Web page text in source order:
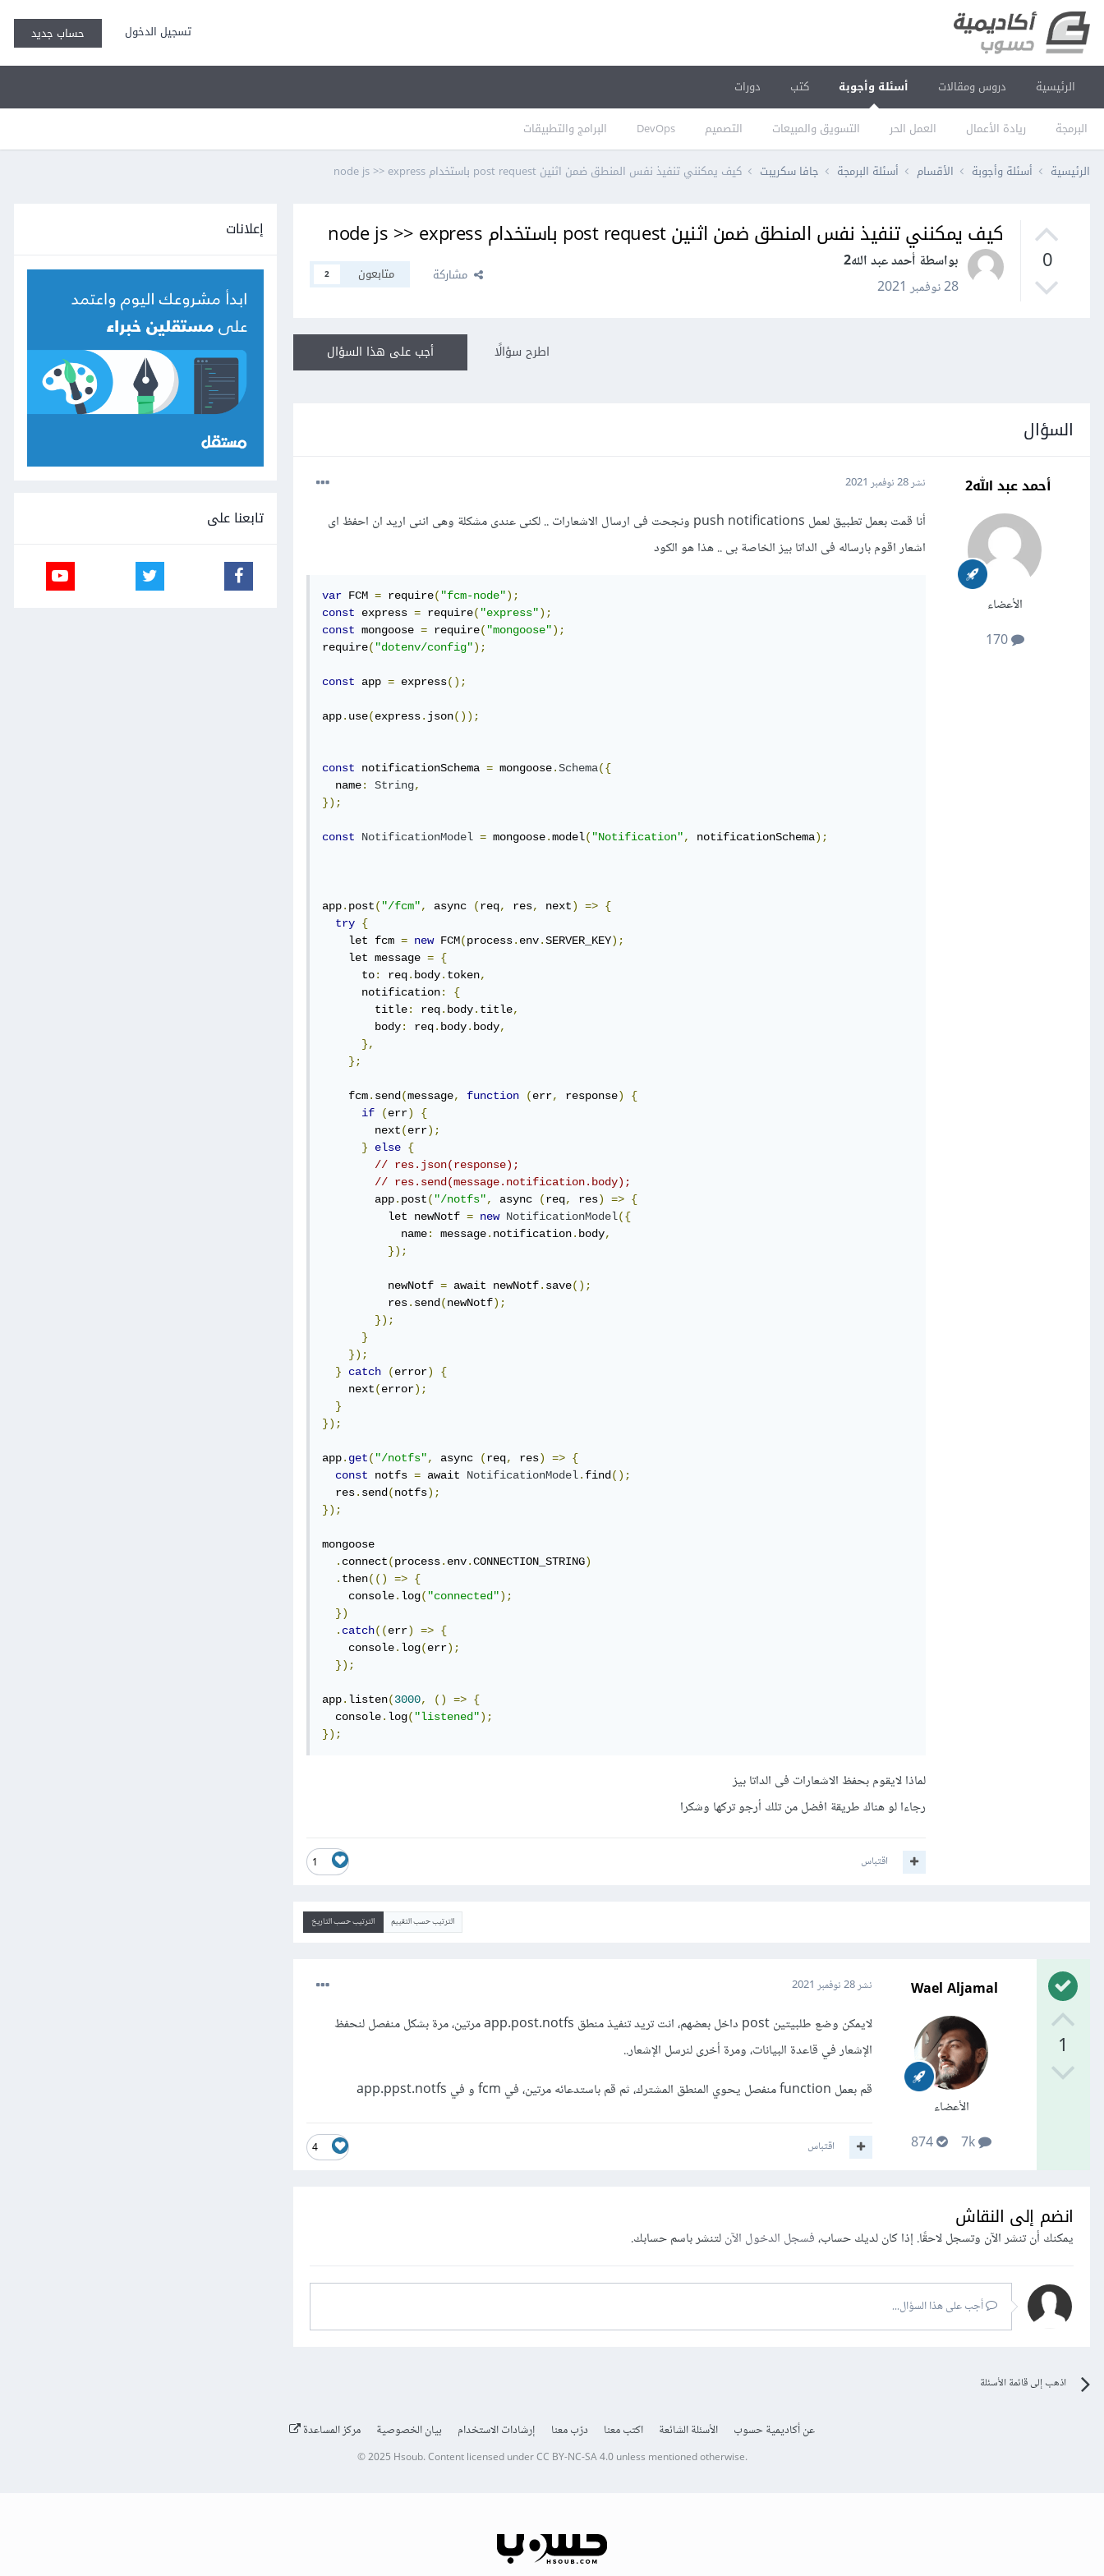
تسجيل الدخول حساب جديد
الرئيسية دروس ومقالات أسئلة وأجوبة
البرمجة ريادة الأعمال العمل الحر التسويق والمبيعات التصميم DevOps البرامج والتطبيقات
كتب دورات
الرئيسية أسئلة وأجوبة الأقسام أسئلة البرمجة جافا سكريبت كيف يمكنني تنفيذ نفس المنطق ضمن اثنين post request باستخدام node js >> express
0
كيف يمكنني تنفيذ نفس المنطق ضمن اثنين post request باستخدام node js >> express
بواسطة أحمد عبد الله2
28 نوفمبر 2021
مشاركة متابعون 2
أجب على هذا السؤال اطرح سؤالًا
السؤال
أحمد عبد الله2
الأعضاء
170
نشر28 نوفمبر 2021
أنا قمت بعمل تطبيق لعمل push notifications ونجحت فى ارسال الاشعارات .. لكنى عندى مشكلة وهى اننى اريد ان احفظ اى
اشعار اقوم بارساله فى الداتا بيز الخاصة بى .. هذا هو الكود
var FCM = require( "fcm-node");
const express = require( "express");
const mongoose = require( "mongoose");
require( "dotenv/config");
const app = express();
app. use(express. json());
const notificationSchema = mongoose.Schema({
  name
: String,
});
const NotificationModel = mongoose.model( "Notification", notificationSchema);
app. post( "/fcm", async (req, res, next) => {
try {
    let fcm
= new FCM(process. env.SERVER_KEY);
    let message
= {
      to
: req. body. token,
      notification
:
{
        title
: req. body. title,
        body
: req. body. body,
},
};
    fcm
. send (message, function (err, response)
{
if
(err)
{
        next
(err);
}
else {
// res.json(response);
// res.send(message.notification.body);
        app
. post( "/notfs", async (req, res) => {
          let newNotf
= new NotificationModel({
            name
: message. notification. body,
});
          newNotf
= await newNotf. save();
          res
. send (newNotf);
});
}
});
}
catch (error)
{
    next
(error);
}
});
app. get( "/notfs", async (req, res) => {
const notfs = await NotificationModel. find ();
  res
. send (notfs);
});
mongoose
. connect(process. env.CONNECTION_STRING)
. then(() => {
    console
. log( "connected");
})
. catch((err) => {
    console
. log(err);
});
app. listen(3000, () => {
  console
. log( "listened");
});
لماذا لايقوم بحفظ الاشعارات فى الداتا بيز
رجاءا لو هناك طريقة افضل من تلك أرجو تركها وشكرا
1 اقتباس
الترتيب حسب التقييم الترتيب حسب التاريخ
1
Wael Aljamal
الأعضاء
نشر28 نوفمبر 2021
لايمكن وضع طلبيتين post داخل بعضهم، انت تريد تنفيذ منطق app.post.notfs مرتين، مرة بشكل منفصل لنحفظ
الإشعار في قاعدة البيانات، ومرة أخرى لنرسل الإشعار..
قم بعمل function منفصل يحوي المنطق المشترك، ثم قم باستدعائه مرتين، في fcm و في app.ppst.notfs
4 اقتباس
انضم إلى النقاش
يمكنك أن تنشر الآن وتسجل لاحقًا. إذا كان لديك حساب،فسجل الدخول الآنلتنشر باسم حسابك.
أجب على هذا السؤال...
اذهب إلى قائمة الأسئلة
إعلانات
تابعنا على
عن أكاديمية حسوب الأسئلة الشائعة اكتب معنا درّب معنا إرشادات الاستخدام بيان الخصوصية مركز المساعدة
© 2025 Hsoub.Content licensed underCC BY-NC-SA 4.0unless mentioned otherwise.